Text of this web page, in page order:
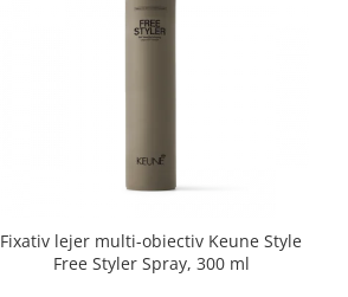
Fixativ lejer multi-obiectiv Keune Style
Free Styler Spray, 300 ml